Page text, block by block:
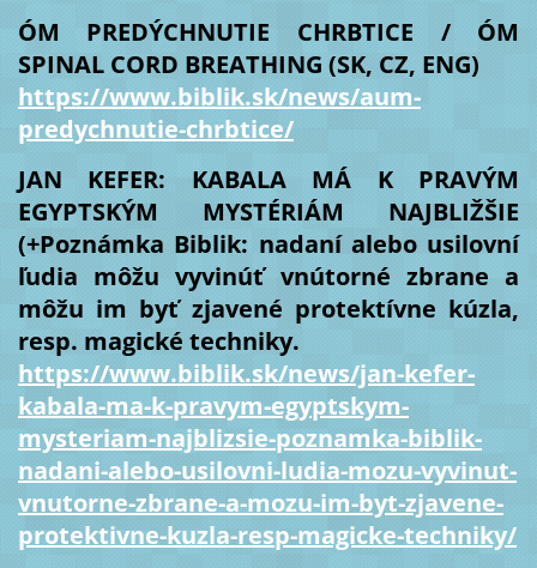
ÓM PREDÝCHNUTIE CHRBTICE / ÓM
SPINAL CORD BREATHING (SK, CZ, ENG)
https://www.biblik.sk/news/aum-
predychnutie-chrbtice/
JAN KEFER: KABALA MÁ K PRAVÝM
EGYPTSKÝM MYSTÉRIÁM NAJBLIŽŠIE
(+Poznámka Biblik: nadaní alebo usilovní
ľudia môžu vyvinúť vnútorné zbrane a
môžu im byť zjavené protektívne kúzla,
resp. magické techniky.
https://www.biblik.sk/news/jan-kefer-
kabala-ma-k-pravym-egyptskym-
mysteriam-najblizsie-poznamka-biblik-
nadani-alebo-usilovni-ludia-mozu-vyvinut-
vnutorne-zbrane-a-mozu-im-byt-zjavene-
protektivne-kuzla-resp-magicke-techniky/